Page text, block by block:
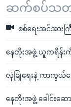
ဆက်စပ်သတင်
စစ်ရေးအင်အားကြီ
နေတိုးအဖွဲ့ ယူကရိန်
လုံခြုံရေးနဲ့ ကာကွယ်ရေ
နေတိုးအဖွဲ့ ခေါင်းဆ